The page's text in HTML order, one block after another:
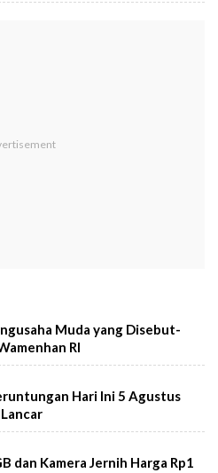
Muda yang Disebut-
RI
Hari Ini 5 Agustus
dan Kamera Jernih Harga Rp1